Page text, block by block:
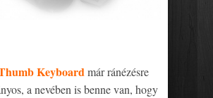
Keyboardmár ránézésre
a nevében is benne van, hogy